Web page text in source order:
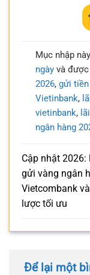
Mục nhập
ngàyvà được
2026, gửi tiền
Vietinbank,
vietinbank,
ngân hàng
Cập nhật 2026:
gửi vàng ngân
Vietcombank
lược tối ưu
Để lại một